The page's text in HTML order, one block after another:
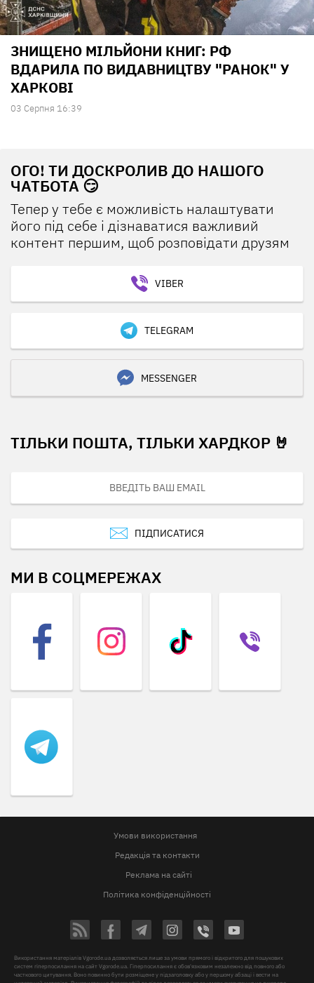
ЗНИЩЕНО МІЛЬЙОНИ КНИГ: РФ
ВДАРИЛА ПО ВИДАВНИЦТВУ "РАНОК" У
ХАРКОВІ
03 Серпня 16:39
ОГО! ТИ ДОСКРОЛИВ ДО НАШОГО
ЧАТБОТА 😏
Тепер у тебе є можливість налаштувати
його під себе і дізнаватися важливий
контент першим, щоб розповідати друзям
VIBER
TELEGRAM
MESSENGER
ТІЛЬКИ ПОШТА, ТІЛЬКИ ХАРДКОР 🤘
ПІДПИСАТИСЯ
МИ В СОЦМЕРЕЖАХ
Умови використання
Редакція та контакти
Реклама на сайті
Політика конфіденційності
Використання матеріалів Vgorode.ua дозволяється лише за умови прямого і відкритого для пошукових
систем гіперпосилання на сайт Vgorode.ua. Гіперпосилання є обов'язковим незалежно від повного або
часткового цитування. Воно повинно бути розміщене у підзаголовку або у першому абзаці і вести на